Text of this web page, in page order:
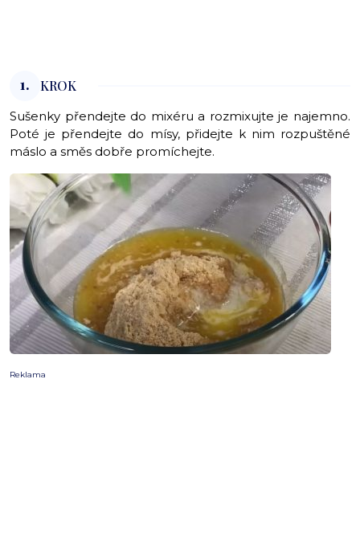
1. KROK
Sušenky přendejte do mixéru a rozmixujte je najemno.
Poté je přendejte do mísy, přidejte k nim rozpuštěné
máslo a směs dobře promíchejte.
Reklama